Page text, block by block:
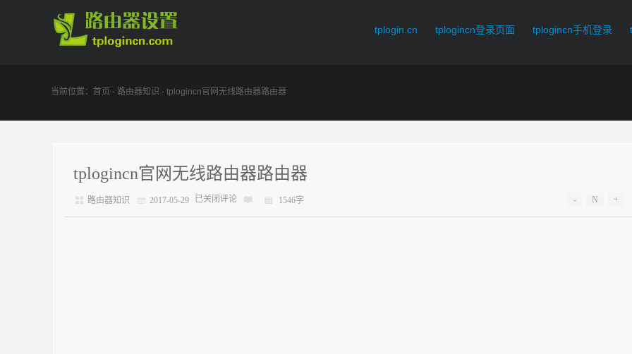
tplogin.cn tplogincn登录页面 tplogincn手机登录
当前位置： 首页 - 路由器知识 - tplogincn官网无线路由器路由器
tplogincn官网无线路由器路由器
路由器知识 2017-05-29 已关闭评论 1546字 - N +